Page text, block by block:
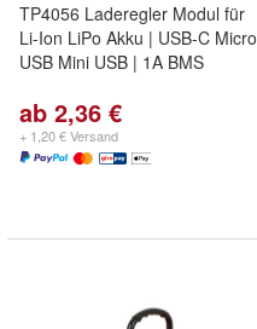
TP4056 Laderegler Modul für
Li-Ion LiPo Akku | USB-C Micro
USB Mini USB | 1A BMS
ab 2,36 €
+ 1,20 € Versand